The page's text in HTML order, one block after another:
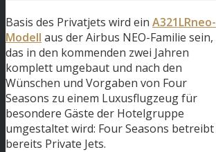
Basis des Privatjets wird ein A321LRneo-
Modell aus der Airbus NEO-Familie sein,
das in den kommenden zwei Jahren
komplett umgebaut und nach den
Wünschen und Vorgaben von Four
Seasons zu einem Luxusflugzeug für
besondere Gäste der Hotelgruppe
umgestaltet wird: Four Seasons betreibt
bereits Private Jets.